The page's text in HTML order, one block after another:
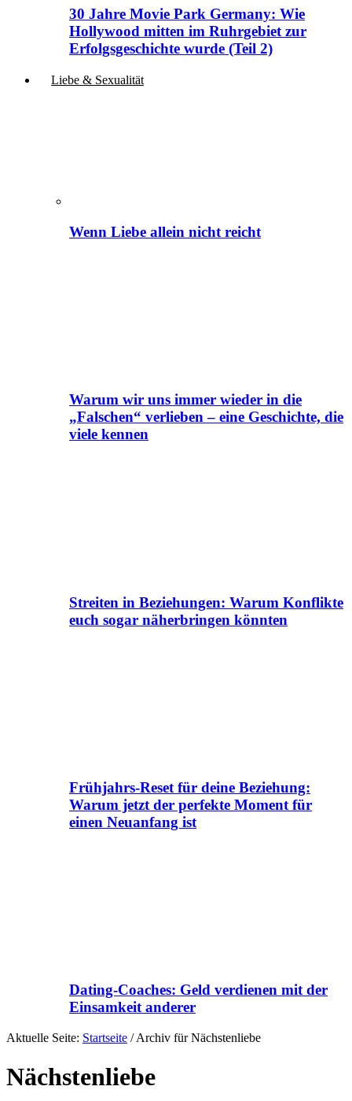
30 Jahre Movie Park Germany: Wie
Hollywood mitten im Ruhrgebiet zur
Erfolgsgeschichte wurde (Teil 2)
Liebe & Sexualität
Wenn Liebe allein nicht reicht
Warum wir uns immer wieder in die
„Falschen“ verlieben – eine Geschichte, die
viele kennen
Streiten in Beziehungen: Warum Konflikte
euch sogar näherbringen könnten
Frühjahrs-Reset für deine Beziehung:
Warum jetzt der perfekte Moment für
einen Neuanfang ist
Dating-Coaches: Geld verdienen mit der
Einsamkeit anderer
Aktuelle Seite: Startseite /Archiv für Nächstenliebe
Nächstenliebe